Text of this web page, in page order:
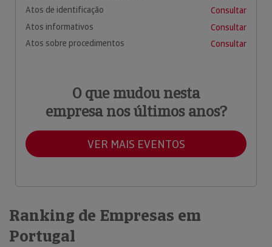
Atos de identificação
Consultar
Atos informativos
Consultar
Atos sobre procedimentos
Consultar
O que mudou nesta
empresa nos últimos anos?
VER MAIS EVENTOS
Ranking de Empresas em
Portugal